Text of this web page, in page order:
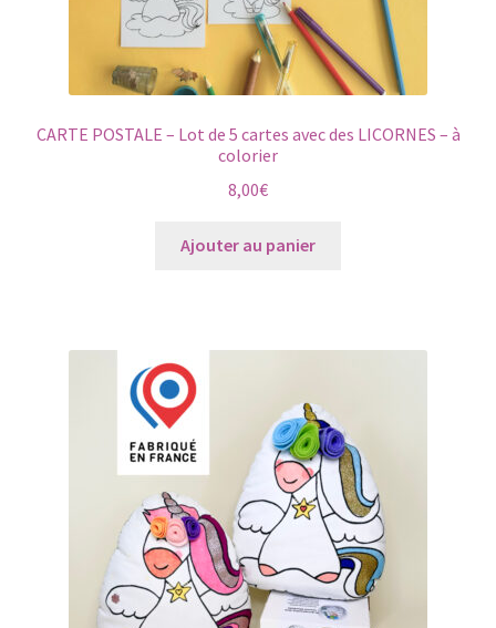
CARTE POSTALE – Lot de 5 cartes avec des LICORNES – à
colorier
8,00€
Ajouter au panier